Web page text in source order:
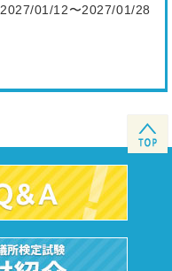
2027/01/12〜2027/01/28